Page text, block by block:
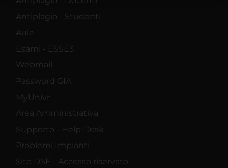
Antiplagio - Studenti
Aule
Esami - ESSE3
Webmail
Password GIA
MyUnivr
Area Amministrativa
Supporto - Help Desk
Problemi Impianti
Sito DSE - Accesso riservato